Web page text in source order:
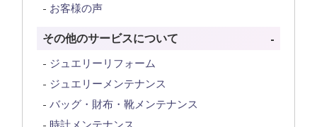
お客様の声
その他のサービスについて
ジュエリーリフォーム
ジュエリーメンテナンス
バッグ・財布・靴メンテナンス